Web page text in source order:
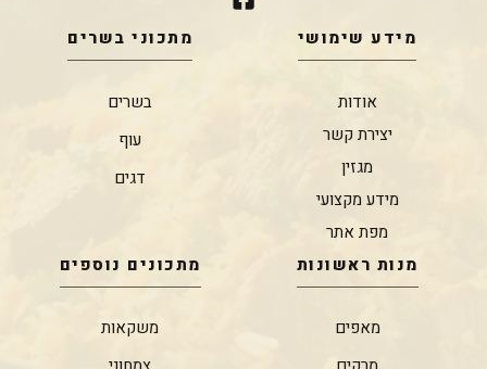
מידע שימושי
אודות
יצירת קשר
מגזין
מידע מקצועי
מפת אתר
מתכוני בשרים
בשרים
עוף
דגים
מנות ראשונות
מאפים
מתכונים נוספים
משקאות